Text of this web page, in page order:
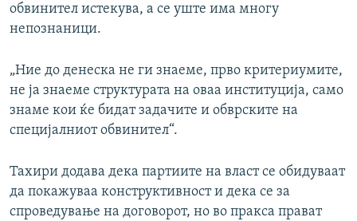
обвинител истекува, а се уште има многу
непознаници.
„Ние до денеска не ги знаеме, прво критериумите,
не ја знаеме структурата на оваа институција, само
знаме кои ќе бидат задачите и обврските на
специјалниот обвинител“.
Тахири додава дека партиите на власт се обидуваат
да покажуваа конструктивност и дека се за
спроведување на договорот, но во пракса прават